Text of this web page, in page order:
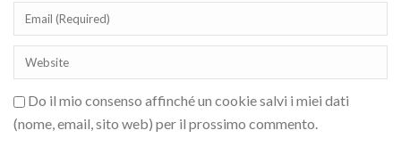
Do il mio consenso affinché un cookie salvi i miei dati
(nome, email, sito web) per il prossimo commento.